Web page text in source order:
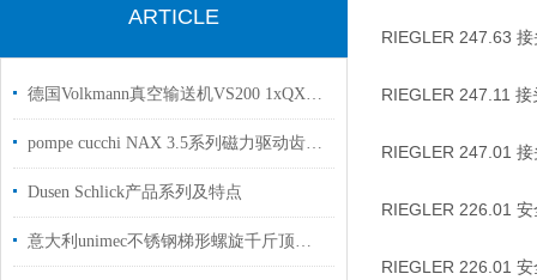
ARTICLE
德国Volkmann真空输送机VS200 1xQX一体式结构用于制药行业使用
pompe cucchi NAX 3.5系列磁力驱动齿轮泵介绍
Dusen Schlick产品系列及特点
意大利unimec不锈钢梯形螺旋千斤顶系列
RIEGLER 247.63 接
RIEGLER 247.11 接
RIEGLER 247.01 接
RIEGLER 226.01 安
RIEGLER 226.01 安